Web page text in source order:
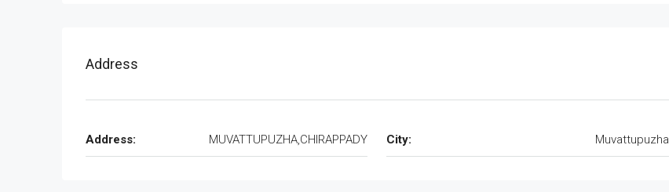
Address
Address: MUVATTUPUZHA,CHIRAPPADY City: Muvattupuzha